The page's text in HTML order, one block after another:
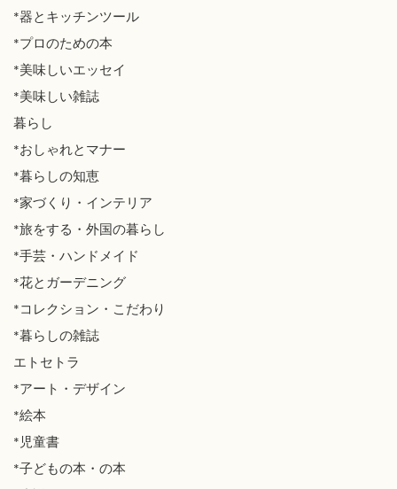
*器とキッチンツール
*プロのための本
*美味しいエッセイ
*美味しい雑誌
暮らし
*おしゃれとマナー
*暮らしの知恵
*家づくり・インテリア
*旅をする・外国の暮らし
*手芸・ハンドメイド
*花とガーデニング
*コレクション・こだわり
*暮らしの雑誌
エトセトラ
*アート・デザイン
*絵本
*児童書
*子どもの本・の本